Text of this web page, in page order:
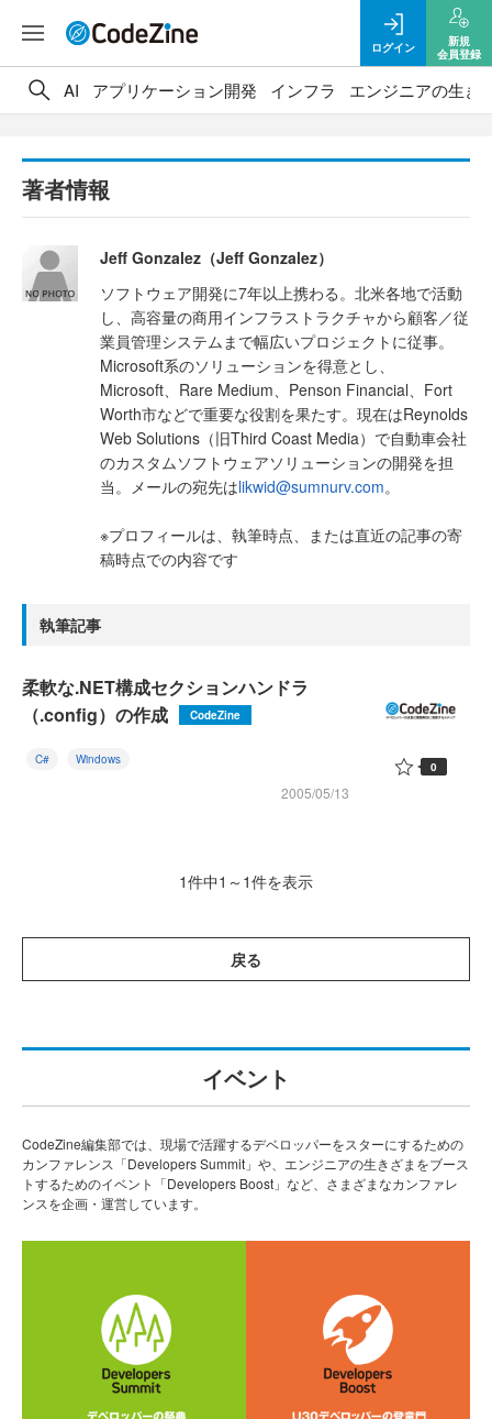
ログイン
新規
会員登録
AI アプリケーション開発 インフラ エンジニアの生き
著者情報
Jeff Gonzalez（Jeff Gonzalez）
ソフトウェア開発に7年以上携わる。北米各地で活動
し、高容量の商用インフラストラクチャから顧客／従
業員管理システムまで幅広いプロジェクトに従事。
Microsoft系のソリューションを得意とし、
Microsoft、Rare Medium、Penson Financial、Fort
Worth市などで重要な役割を果たす。現在はReynolds
Web Solutions（旧Third Coast Media）で自動車会社
のカスタムソフトウェアソリューションの開発を担
当。メールの宛先はlikwid@sumnurv.com。
※プロフィールは、執筆時点、または直近の記事の寄
稿時点での内容です
執筆記事
柔軟な.NET構成セクションハンドラ
（.config）の作成
CodeZine
C# Windows
2005/05/13
0
1件中1～1件を表示
戻る
イベント
CodeZine編集部では、現場で活躍するデベロッパーをスターにするための
カンファレンス「Developers Summit」や、エンジニアの生きざまをブース
トするためのイベント「Developers Boost」など、さまざまなカンファレ
ンスを企画・運営しています。